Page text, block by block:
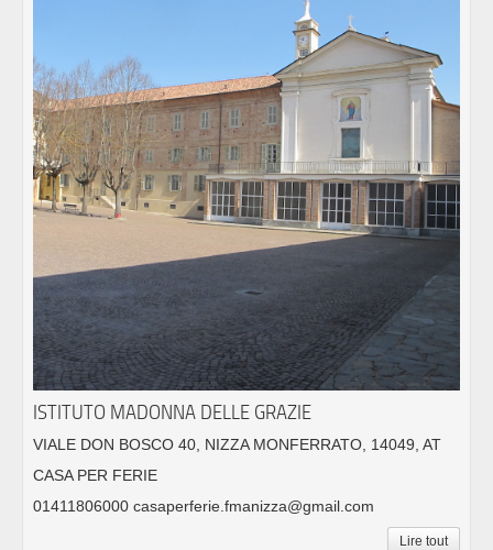
ISTITUTO MADONNA DELLE GRAZIE
VIALE DON BOSCO 40, NIZZA MONFERRATO, 14049, AT
CASA PER FERIE
01411806000 casaperferie.fmanizza@gmail.com
Lire tout